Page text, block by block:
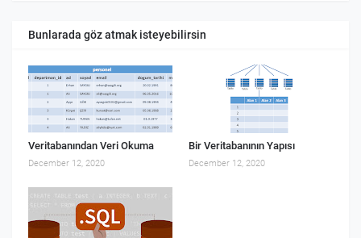
Bunlarada göz atmak isteyebilirsin
Veritabanından Veri Okuma
December 12, 2020
Bir Veritabanının Yapısı
December 12, 2020